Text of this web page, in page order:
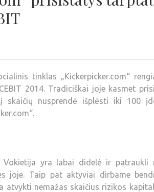
tinklas „Kickerpicker.com“
2014. Tradiciškai joje kasmet
nusprendė išplėsti iki 100
Vokietija yra labai didelė ir patraukli
joje. Taip pat aktyviai dirbame
atvykti nemažas skaičius rizikos